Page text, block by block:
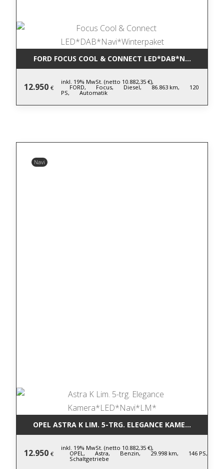
FORD FOCUS COOL & CONNECT
12.950 €
inkl. 19% MwSt. (netto 10.882,35 €),
FORD, Focus, Diesel, 86.863 km, 120
PS, Automatik
Navi
OPEL ASTRA K LIM. 5-TRG. ELEGANCE
12.950 €
inkl. 19% MwSt. (netto 10.882,35 €),
OPEL, Astra, Benzin, 29.998 km, 146 PS,
Schaltgetriebe